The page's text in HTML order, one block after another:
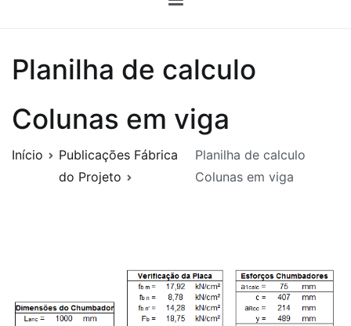
Planilha de calculo
Colunas em viga
Início
Publicações Fábrica
do Projeto
Planilha de calculo
Colunas em viga